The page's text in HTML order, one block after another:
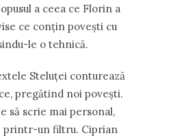
a ceea ce Florin a
ce conțin povești cu
le o tehnică.
Steluței conturează
pregătind noi povești.
să scrie mai personal,
printr-un filtru. Ciprian